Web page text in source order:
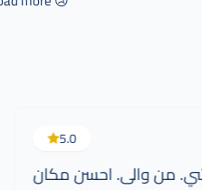
5.0
كل شي. من والى. احسن مكان